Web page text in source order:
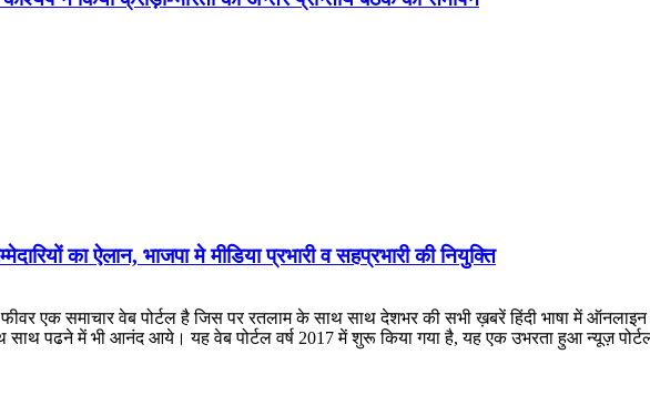
का ऐलान, भाजपा मे मीडिया प्रभारी व सहप्रभारी की नियुक्ति
एक समाचार वेब पोर्टल है जिस पर रतलाम के साथ साथ देशभर की सभी ख़बरें हिंदी भाषा में ऑनलाइन
पढने में भी आनंद आये। यह वेब पोर्टल वर्ष 2017 में शुरू किया गया है, यह एक उभरता हुआ न्यूज़